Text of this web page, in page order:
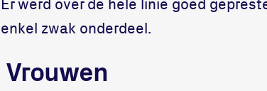
enkel zwak onderdeel.
Vrouwen